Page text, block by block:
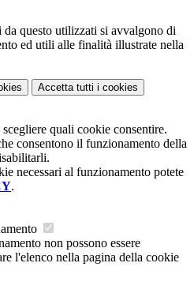
questo utilizzati si avvalgono di
ed utili alle finalità illustrate nella
Accetta tutti i cookies
quali cookie consentire.
consentono il funzionamento della
necessari al funzionamento potete
.
non possono essere
l'elenco nella pagina della cookie